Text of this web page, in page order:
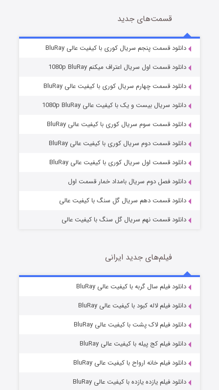
سریال زشت
قسمت2 (زیرنویس) منتشر شد
مردگان متحرک: شهر مرده ۳
قسمت2 (زیرنویس) منتشر شد
قسمت7 (زیرنویس) منتشر شد
قسمت‌های جدید
دانلود قسمت پنجم سریال کوری با کیفیت عالی BluRay
دانلود قسمت اول سریال اعتراف میکنم 1080p BluRay
دانلود قسمت چهارم سریال کوری با کیفیت عالی BluRay
دانلود سریال بیست و یک با کیفیت عالی 1080p BluRay
دانلود قسمت سوم سریال کوری با کیفیت عالی BluRay
دانلود قسمت دوم سریال کوری با کیفیت عالی BluRay
دانلود قسمت اول سریال کوری با کیفیت عالی BluRay
دانلود فصل دوم سریال بامداد خمار قسمت اول
دانلود قسمت دهم سریال گل سنگ با کیفیت عالی
دانلود قسمت نهم سریال گل سنگ با کیفیت عالی
فیلم‌های جدید ایرانی
دانلود فیلم سال گربه با کیفیت عالی BluRay
دانلود فیلم لاله کبود با کیفیت عالی BluRay
دانلود فیلم لاک پشت با کیفیت عالی BluRay
دانلود فیلم کج‌ پیله با کیفیت عالی BluRay
دانلود فیلم خانه ارواح با کیفیت عالی BluRay
دانلود فیلم یازده یازده با کیفیت عالی BluRay